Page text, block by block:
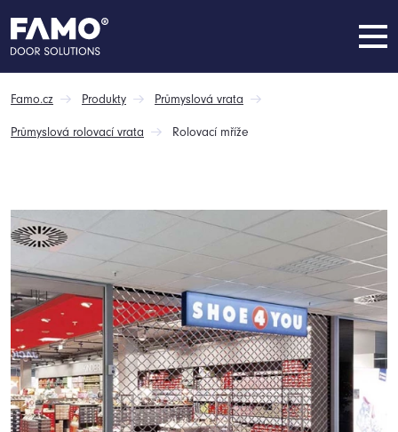
Famo.cz Produkty Průmyslová vrata
Průmyslová rolovací vrata Rolovací mříže